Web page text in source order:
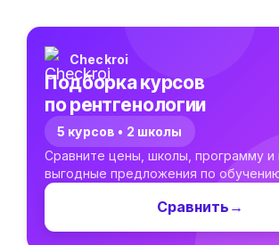
Checkroi
Подборка курсов
по рентгенологии
5 курсов • 2 школы
Сравните цены, школы, программу и
выгодные предложения по
Сравнить →